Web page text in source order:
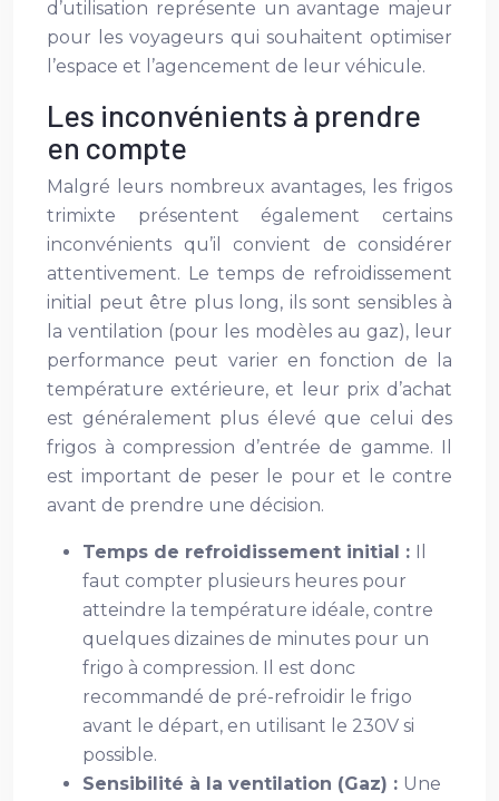
d’utilisation représente un avantage majeur
pour les voyageurs qui souhaitent optimiser
l’espace et l’agencement de leur véhicule.
Les inconvénients à prendre
en compte
Malgré leurs nombreux avantages, les frigos
trimixte présentent également certains
inconvénients qu’il convient de considérer
attentivement. Le temps de refroidissement
initial peut être plus long, ils sont sensibles à
la ventilation (pour les modèles au gaz), leur
performance peut varier en fonction de la
température extérieure, et leur prix d’achat
est généralement plus élevé que celui des
frigos à compression d’entrée de gamme. Il
est important de peser le pour et le contre
avant de prendre une décision.
Temps de refroidissement initial : Il
faut compter plusieurs heures pour
atteindre la température idéale, contre
quelques dizaines de minutes pour un
frigo à compression. Il est donc
recommandé de pré-refroidir le frigo
avant le départ, en utilisant le 230V si
possible.
Sensibilité à la ventilation (Gaz) : Une